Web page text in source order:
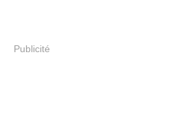
Publicité